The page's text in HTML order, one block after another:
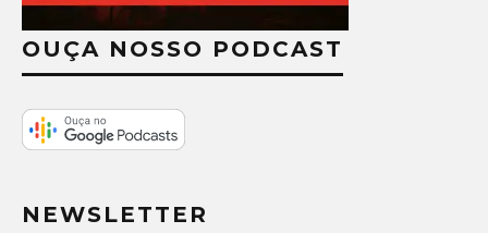
OUÇA NOSSO PODCAST
NEWSLETTER